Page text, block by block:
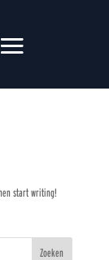
start writing!
Zoeken